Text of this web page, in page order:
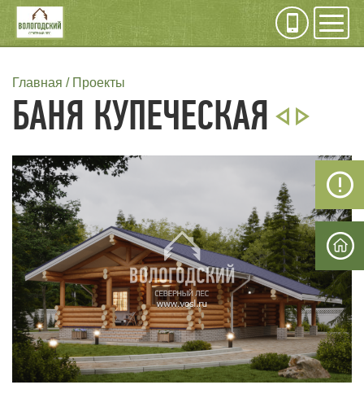
Инфо
СТРОКА
НАВИГАЦИИ
Главная Проекты
БАНЯ КУПЕЧЕСКАЯ